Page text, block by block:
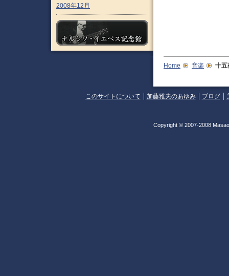
2008年12月
Home 音楽 十五
このサイトについて 加藤雅夫のあゆみ ブログ
Copyright © 2007-2008